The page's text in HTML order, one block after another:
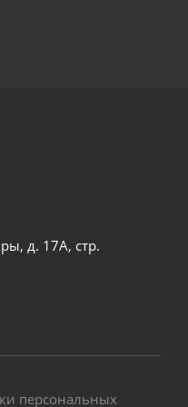
д. 17А, стр.
персональных